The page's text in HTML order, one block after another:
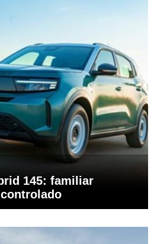
145: familiar